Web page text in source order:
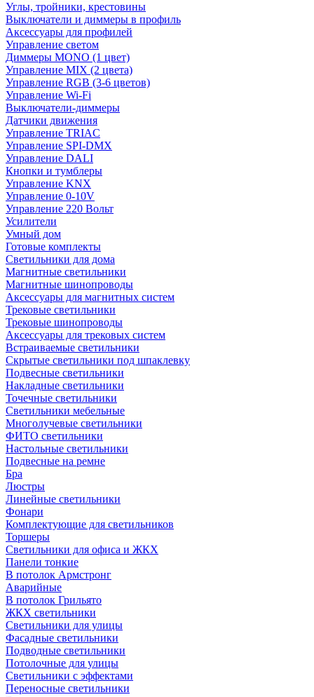
Углы, тройники, крестовины
Выключатели и диммеры в профиль
Аксессуары для профилей
Управление светом
Диммеры MONO (1 цвет)
Управление MIX (2 цвета)
Управление RGB (3-6 цветов)
Управление Wi-Fi
Выключатели-диммеры
Датчики движения
Управление TRIAC
Управление SPI-DMX
Управление DALI
Кнопки и тумблеры
Управление KNX
Управление 0-10V
Управление 220 Вольт
Усилители
Умный дом
Готовые комплекты
Светильники для дома
Магнитные светильники
Магнитные шинопроводы
Аксессуары для магнитных систем
Трековые светильники
Трековые шинопроводы
Аксессуары для трековых систем
Встраиваемые светильники
Скрытые светильники под шпаклевку
Подвесные светильники
Накладные светильники
Точечные светильники
Светильники мебельные
Многолучевые светильники
ФИТО светильники
Настольные светильники
Подвесные на ремне
Бра
Люстры
Линейные светильники
Фонари
Комплектующие для светильников
Торшеры
Светильники для офиса и ЖКХ
Панели тонкие
В потолок Армстронг
Аварийные
В потолок Грильято
ЖКХ светильники
Светильники для улицы
Фасадные светильники
Подводные светильники
Потолочные для улицы
Светильники с эффектами
Переносные светильники